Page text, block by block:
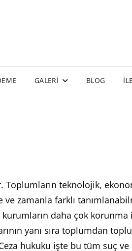
GALERI BLOG
Toplumların teknolojik,
zamanla farklı
daha çok korunma
yanı sıra toplumdan
hukuku işte bu tüm suç ve